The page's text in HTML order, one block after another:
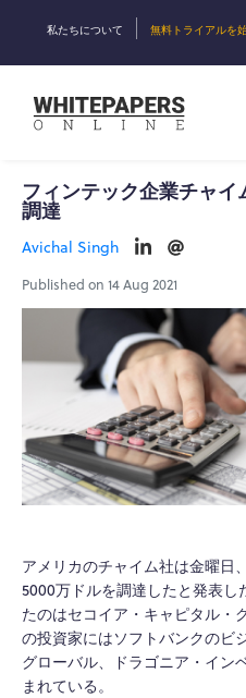
私たちについて 無料トライアルを
フィンテック企業チャ
調達
Avichal Singh
Published on 14 Aug 2021
アメリカのチャイム社は金曜日
5000万ドルを調達したと発表し
たのはセコイア・キャピタル・
の投資家にはソフトバンクのビ
グローバル、ドラゴニア・イン
まれている。